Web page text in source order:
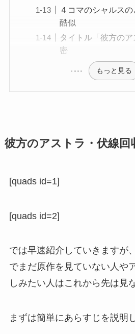
４コマのシャルス
酷似
タイトル「彼方の
密
もっと見る
彼方のアストラ・伏線回
[quads id=1]
[quads id=2]
では早速紹介していきますが
でまだ原作を見ていない人や
しみたい人はこれから先は見
まずは簡単にあらすじを説明